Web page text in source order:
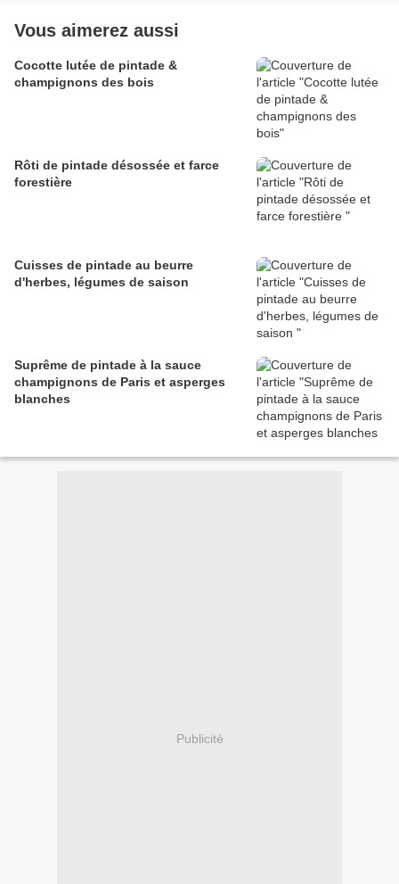
Vous aimerez aussi
Cocotte lutée de pintade &
champignons des bois
Rôti de pintade désossée et farce
forestière
Cuisses de pintade au beurre
d'herbes, légumes de saison
Suprême de pintade à la sauce
champignons de Paris et asperges
blanches
Publicité